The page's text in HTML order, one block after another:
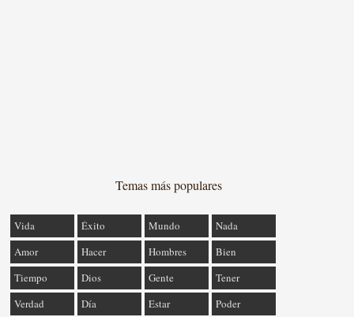
Temas más populares
Vida Éxito Mundo
Nada
Amor
Hacer Hombres
Bien
Tiempo
Dios Gente
Tener
Verdad
Día Estar Poder